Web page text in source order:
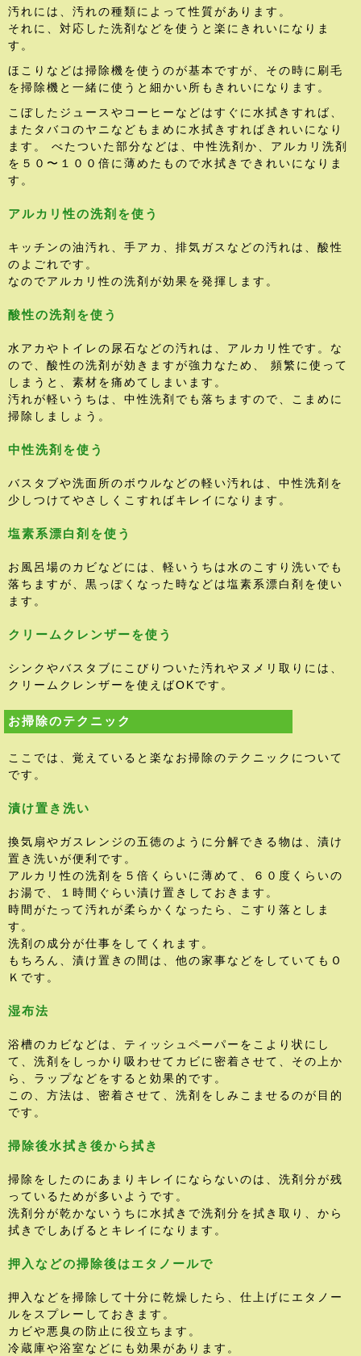
汚れには、汚れの種類によって性質があります。
それに、対応した洗剤などを使うと楽にきれいになりま
す。
ほこりなどは掃除機を使うのが基本ですが、その時に刷毛
を掃除機と一緒に使うと細かい所もきれいになります。
こぼしたジュースやコーヒーなどはすぐに水拭きすれば、
またタバコのヤニなどもまめに水拭きすればきれいになり
ます。 べたついた部分などは、中性洗剤か、アルカリ洗剤
を５０〜１００倍に薄めたもので水拭きできれいになりま
す。
アルカリ性の洗剤を使う
キッチンの油汚れ、手アカ、排気ガスなどの汚れは、酸性
のよごれです。
なのでアルカリ性の洗剤が効果を発揮します。
酸性の洗剤を使う
水アカやトイレの尿石などの汚れは、アルカリ性です。な
ので、酸性の洗剤が効きますが強力なため、 頻繁に使って
しまうと、素材を痛めてしまいます。
汚れが軽いうちは、中性洗剤でも落ちますので、こまめに
掃除しましょう。
中性洗剤を使う
バスタブや洗面所のボウルなどの軽い汚れは、中性洗剤を
少しつけてやさしくこすればキレイになります。
塩素系漂白剤を使う
お風呂場のカビなどには、軽いうちは水のこすり洗いでも
落ちますが、黒っぽくなった時などは塩素系漂白剤を使い
ます。
クリームクレンザーを使う
シンクやバスタブにこびりついた汚れやヌメリ取りには、
クリームクレンザーを使えばOKです。
お掃除のテクニック
ここでは、覚えていると楽なお掃除のテクニックについて
です。
漬け置き洗い
換気扇やガスレンジの五徳のように分解できる物は、漬け
置き洗いが便利です。
アルカリ性の洗剤を５倍くらいに薄めて、６０度くらいの
お湯で、１時間ぐらい漬け置きしておきます。
時間がたって汚れが柔らかくなったら、こすり落としま
す。
洗剤の成分が仕事をしてくれます。
もちろん、漬け置きの間は、他の家事などをしていてもＯ
Ｋです。
湿布法
浴槽のカビなどは、ティッシュペーパーをこより状にし
て、洗剤をしっかり吸わせてカビに密着させて、その上か
ら、ラップなどをすると効果的です。
この、方法は、密着させて、洗剤をしみこませるのが目的
です。
掃除後水拭き後から拭き
掃除をしたのにあまりキレイにならないのは、洗剤分が残
っているためが多いようです。
洗剤分が乾かないうちに水拭きで洗剤分を拭き取り、から
拭きでしあげるとキレイになります。
押入などの掃除後はエタノールで
押入などを掃除して十分に乾燥したら、仕上げにエタノー
ルをスプレーしておきます。
カビや悪臭の防止に役立ちます。
冷蔵庫や浴室などにも効果があります。